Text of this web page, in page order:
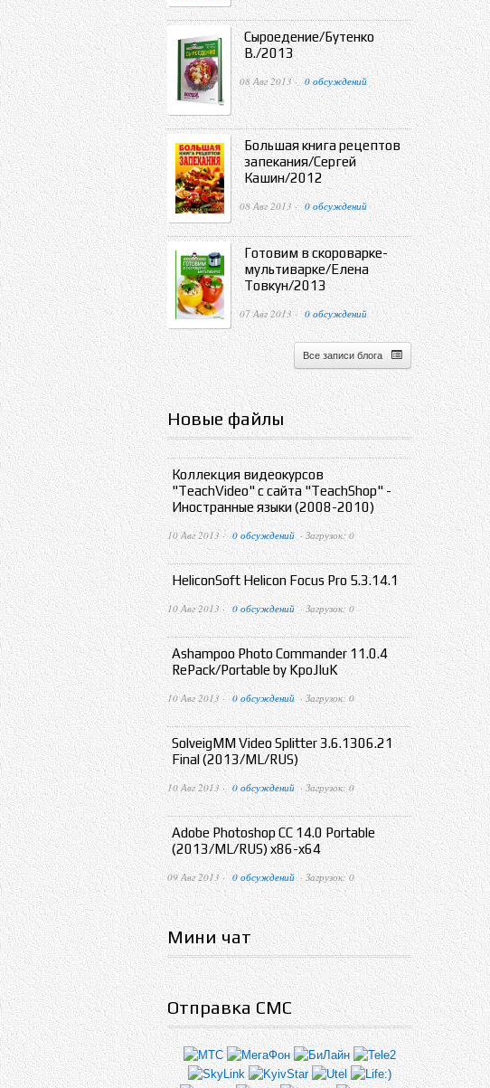
Сыроедение/Бутенко
В./2013
08 Авг 2013 · 0 обсуждений
Большая книга рецептов
запекания/Сергей
Кашин/2012
08 Авг 2013 · 0 обсуждений
Готовим в скороварке-
мультиварке/Елена
Товкун/2013
07 Авг 2013 · 0 обсуждений
Все записи блога
Новые файлы
Коллекция видеокурсов
"TeachVideo" с сайта "TeachShop" -
Иностранные языки (2008-2010)
10 Авг 2013 · 0 обсуждений · Загрузок: 0
HeliconSoft Helicon Focus Pro 5.3.14.1
10 Авг 2013 · 0 обсуждений · Загрузок: 0
Ashampoo Photo Commander 11.0.4
RePack/Portable by KpoJIuK
10 Авг 2013 · 0 обсуждений · Загрузок: 0
SolveigMM Video Splitter 3.6.1306.21
Final (2013/ML/RUS)
10 Авг 2013 · 0 обсуждений · Загрузок: 0
Adobe Photoshop CC 14.0 Portable
(2013/ML/RUS) x86-x64
09 Авг 2013 · 0 обсуждений · Загрузок: 0
Мини чат
Отправка СМС